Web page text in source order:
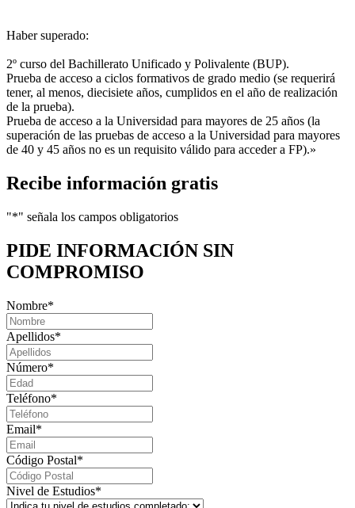
Haber superado:
2º curso del Bachillerato Unificado y Polivalente (BUP).
Prueba de acceso a ciclos formativos de grado medio (se requerirá
tener, al menos, diecisiete años, cumplidos en el año de realización
de la prueba).
Prueba de acceso a la Universidad para mayores de 25 años (la
superación de las pruebas de acceso a la Universidad para mayores
de 40 y 45 años no es un requisito válido para acceder a FP).»
Recibe información gratis
"*" señala los campos obligatorios
PIDE INFORMACIÓN SIN
COMPROMISO
Nombre*
Apellidos*
Número*
Teléfono*
Email*
Código Postal*
Nivel de Estudios*